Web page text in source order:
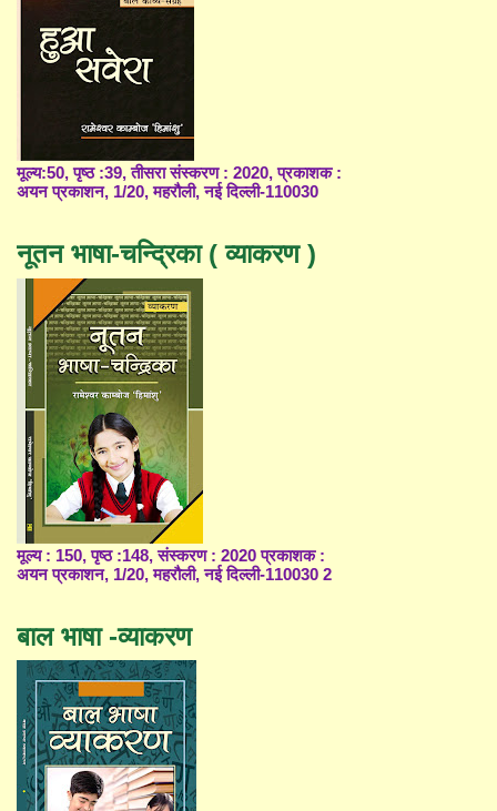
मूल्य:50, पृष्ठ :39, तीसरा संस्करण : 2020, प्रकाशक :
अयन प्रकाशन, 1/20, महरौली, नई दिल्ली-110030
नूतन भाषा-चन्द्रिका ( व्याकरण )
मूल्य : 150, पृष्ठ :148, संस्करण : 2020 प्रकाशक :
अयन प्रकाशन, 1/20, महरौली, नई दिल्ली-110030 2
बाल भाषा -व्याकरण